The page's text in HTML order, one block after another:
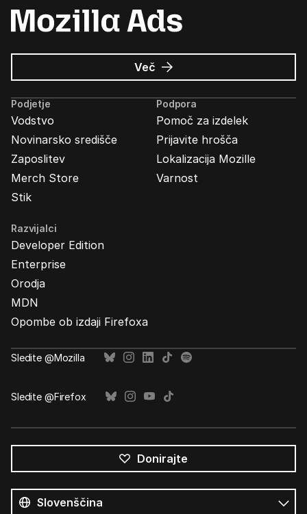
Več o
Oglasi
Mozilla
Podjetje
Vodstvo
Novinarsko središče
Zaposlitev
Merch Store
Stik
Podpora
Pomoč za izdelek
Prijavite hrošča
Lokalizacija Mozille
Varnost
Razvijalci
Developer Edition
Enterprise
Orodja
MDN
Opombe ob izdaji Firefoxa
Sledite @Mozilla
Sledite @Firefox
Donirajte
jeziki
Jezik